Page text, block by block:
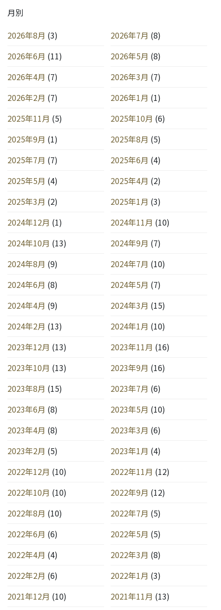
月別
2026年8月 (3) 2026年7月 (8)
2026年6月 (11) 2026年5月 (8)
2026年4月 (7) 2026年3月 (7)
2026年2月 (7) 2026年1月 (1)
2025年11月 (5) 2025年10月 (6)
2025年9月 (1) 2025年8月 (5)
2025年7月 (7) 2025年6月 (4)
2025年5月 (4) 2025年4月 (2)
2025年3月 (2) 2025年1月 (3)
2024年12月 (1) 2024年11月 (10)
2024年10月 (13) 2024年9月 (7)
2024年8月 (9) 2024年7月 (10)
2024年6月 (8) 2024年5月 (7)
2024年4月 (9) 2024年3月 (15)
2024年2月 (13) 2024年1月 (10)
2023年12月 (13) 2023年11月 (16)
2023年10月 (13) 2023年9月 (16)
2023年8月 (15) 2023年7月 (6)
2023年6月 (8) 2023年5月 (10)
2023年4月 (8) 2023年3月 (6)
2023年2月 (5) 2023年1月 (4)
2022年12月 (10) 2022年11月 (12)
2022年10月 (10) 2022年9月 (12)
2022年8月 (10) 2022年7月 (5)
2022年6月 (6) 2022年5月 (5)
2022年4月 (4) 2022年3月 (8)
2022年2月 (6) 2022年1月 (3)
2021年12月 (10) 2021年11月 (13)